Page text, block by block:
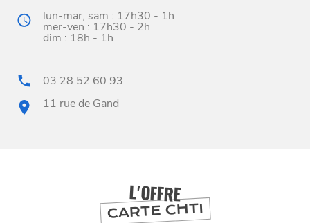
lun-mar, sam : 17h30 - 1h
mer-ven : 17h30 - 2h
dim : 18h - 1h
03 28 52 60 93
11 rue de Gand
L'OFFRE
CARTE CHTI